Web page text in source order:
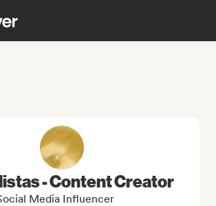
- Content Creator
Media Influencer